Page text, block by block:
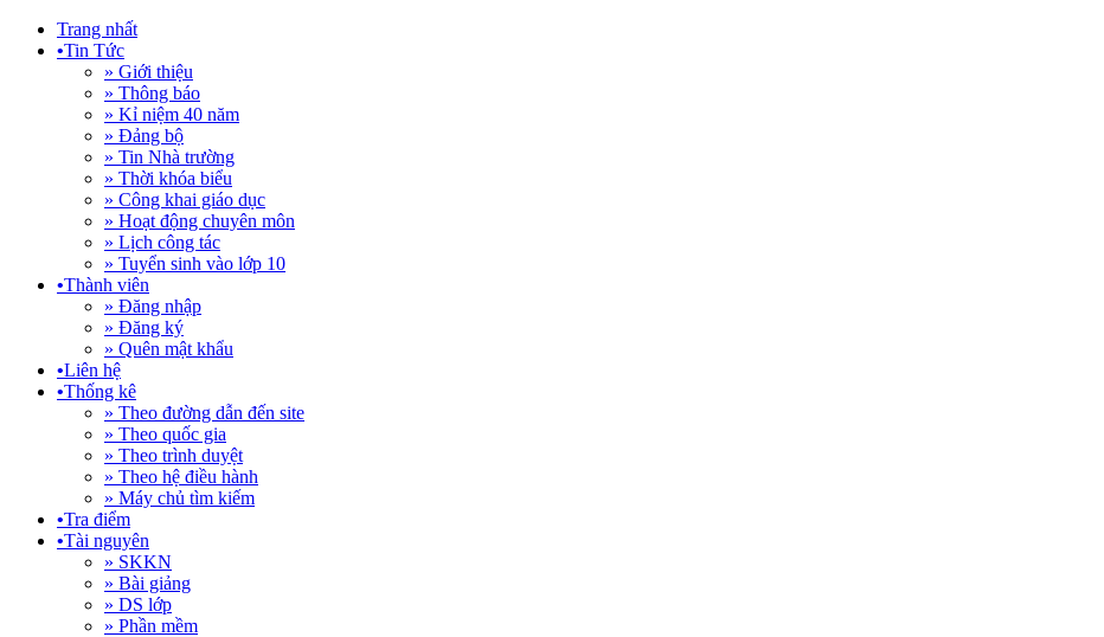
Trang nhất
•Tin Tức
» Giới thiệu
» Thông báo
» Kỉ niệm 40 năm
» Đảng bộ
» Tin Nhà trường
» Thời khóa biểu
» Công khai giáo dục
» Hoạt động chuyên môn
» Lịch công tác
» Tuyển sinh vào lớp 10
•Thành viên
» Đăng nhập
» Đăng ký
» Quên mật khẩu
•Liên hệ
•Thống kê
» Theo đường dẫn đến site
» Theo quốc gia
» Theo trình duyệt
» Theo hệ điều hành
» Máy chủ tìm kiếm
•Tra điểm
•Tài nguyên
» SKKN
» Bài giảng
» DS lớp
» Phần mềm